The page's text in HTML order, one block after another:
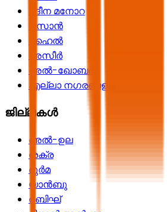
മദീന മനോറ
ജസാൻ
ഹൈൽ
അസീർ
അൽ-ഖോബർ
എല്ലാ നഗരങ്ങളും
ജില്ലകൾ
അൽ-ഉല
ശക്ര
ദുർമ
യാൻബു
റബിഘ്